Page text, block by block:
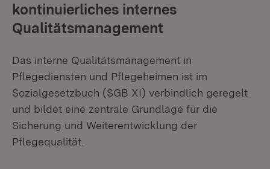
kontinuierliches internes
Qualitätsmanagement
Das interne Qualitätsmanagement in
Pflegediensten und Pflegeheimen ist im
Sozialgesetzbuch (SGB XI) verbindlich geregelt
und bildet eine zentrale Grundlage für die
Sicherung und Weiterentwicklung der
Pflegequalität.